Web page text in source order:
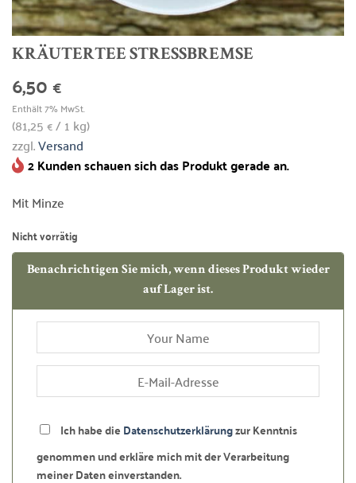
KRÄUTERTEE STRESSBREMSE
6,50 €
Enthält 7% MwSt.
(81,25 €/ 1 kg)
zzgl.Versand
2 Kunden schauen sich das Produkt gerade an.
Mit Minze
Nicht vorrätig
Benachrichtigen Sie mich, wenn dieses Produkt wieder
auf Lager ist.
Ich habe dieDatenschutzerklärungzur Kenntnis
genommen und erkläre mich mit der Verarbeitung
meiner Daten einverstanden.